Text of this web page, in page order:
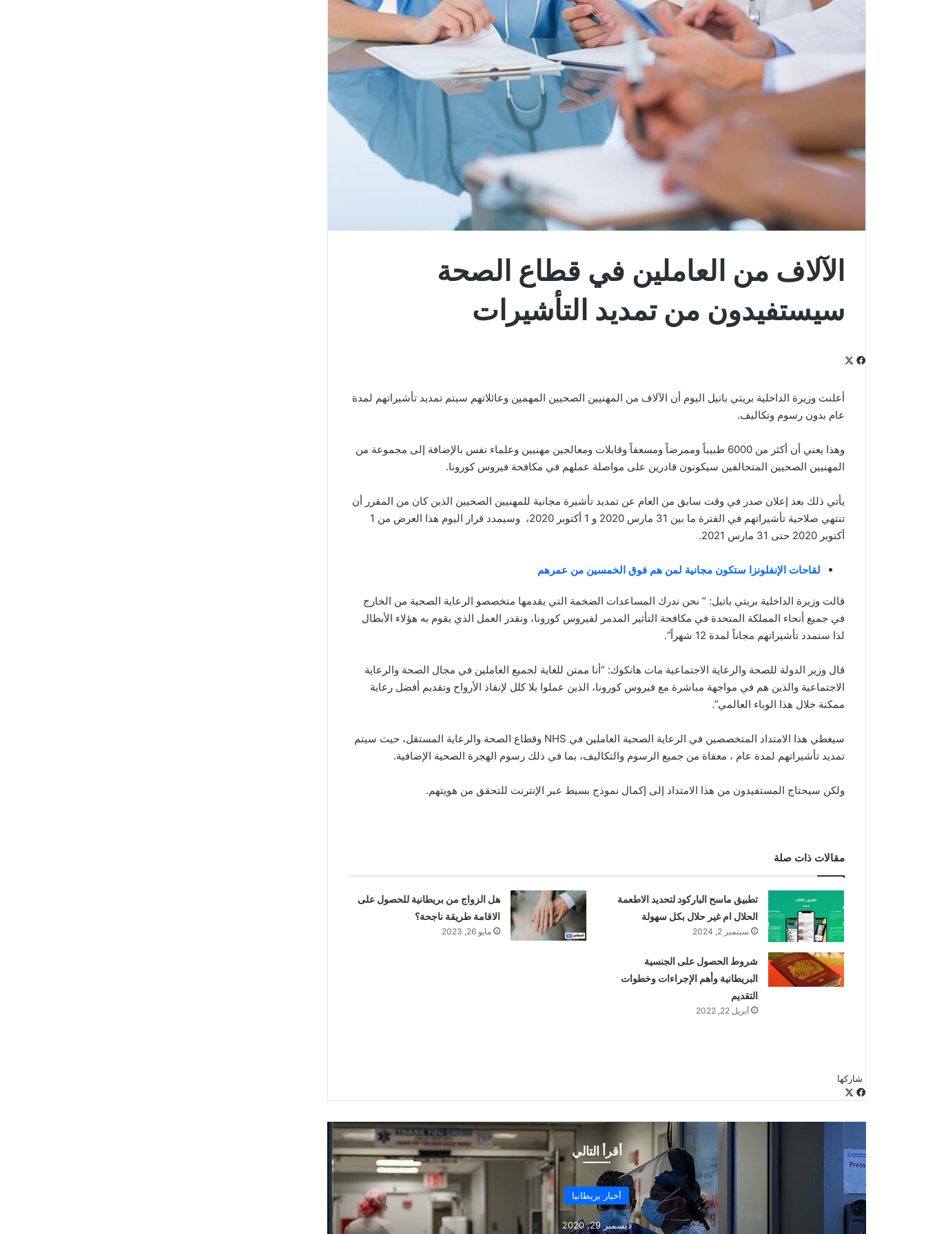
الآلاف من العاملين في قطاع الصحة
سيستفيدون من تمديد التأشيرات
فيسبوك
أعلنت وزيرة الداخلية بريتي باتيل اليوم أن الآلاف من المهنيين الصحيين المهمين وعائلاتهم سيتم تمديد تأشيراتهم لمدة
عام بدون رسوم وتكاليف.
وهذا يعني أن أكثر من 6000 طبيباً وممرضاً ومسعفاً وقابلات ومعالجين مهنيين وعلماء نفس بالإضافة إلى مجموعة من
المهنيين الصحيين المتحالفين سيكونون قادرين على مواصلة عملهم في مكافحة فيروس كورونا.
يأتي ذلك بعد إعلان صدر في وقت سابق من العام عن تمديد تأشيرة مجانية للمهنيين الصحيين الذين كان من المقرر أن
تنتهي صلاحية تأشيراتهم في الفترة ما بين 31 مارس 2020 و 1 أكتوبر 2020، وسيمدد قرار اليوم هذا العرض من 1
أكتوبر 2020 حتى 31 مارس 2021.
لقاحات الإنفلونزا ستكون مجانية لمن هم فوق الخمسين من عمرهم
قالت وزيرة الداخلية بريتي باتيل: ” نحن ندرك المساعدات الضخمة التي يقدمها متخصصو الرعاية الصحية من الخارج
في جميع أنحاء المملكة المتحدة في مكافحة التأثير المدمر لفيروس كورونا، ونقدر العمل الذي يقوم به هؤلاء الأبطال
لذا سنمدد تأشيراتهم مجاناً لمدة 12 شهراً”.
قال وزير الدولة للصحة والرعاية الاجتماعية مات هانكوك: “أنا ممتن للغاية لجميع العاملين في مجال الصحة والرعاية
الاجتماعية والذين هم في مواجهة مباشرة مع فيروس كورونا، الذين عملوا بلا كلل لإنقاذ الأرواح وتقديم أفضل رعاية
ممكنة خلال هذا الوباء العالمي”.
سيغطي هذا الامتداد المتخصصين في الرعاية الصحية العاملين في NHS وقطاع الصحة والرعاية المستقل، حيث سيتم
تمديد تأشيراتهم لمدة عام ، معفاة من جميع الرسوم والتكاليف، بما في ذلك رسوم الهجرة الصحية الإضافية.
ولكن سيحتاج المستفيدون من هذا الامتداد إلى إكمال نموذج بسيط عبر الإنترنت للتحقق من هويتهم.
مقالات ذات صلة
تطبيق ماسح الباركود لتحديد الاطعمة
الحلال ام غير حلال بكل سهولة
سبتمبر 2, 2024
هل الزواج من بريطانية للحصول على
الاقامة طريقة ناجحة؟
مايو 26, 2023
شروط الحصول على الجنسية
البريطانية وأهم الإجراءات وخطوات
التقديم
أبريل 22, 2022
شاركها
فيسبوك
البريد
أقرأ التالي
أخبار بريطانيا
نوفمبر 13, 2020